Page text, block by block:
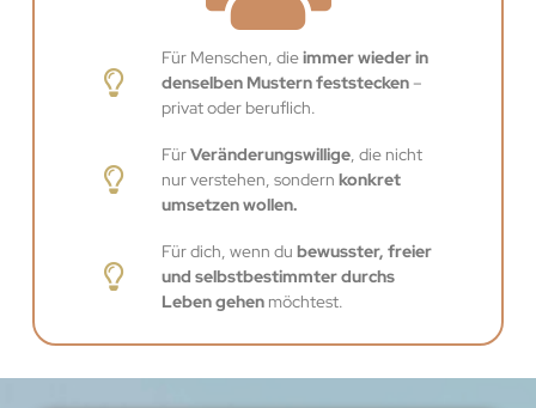
Für Menschen, dieimmer wieder in
denselben Mustern feststecken–
privat oder beruflich.
FürVeränderungswillige, die nicht
nur verstehen, sondern konkret
umsetzen wollen.
Für dich, wenn du bewusster, freier
und selbstbestimmter durchs
Leben gehenmöchtest.